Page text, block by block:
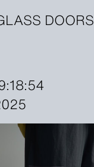
DOORS